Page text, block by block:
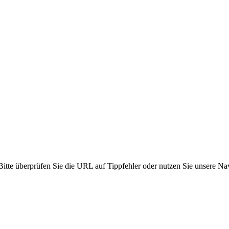
überprüfen Sie die URL auf Tippfehler oder nutzen Sie unsere